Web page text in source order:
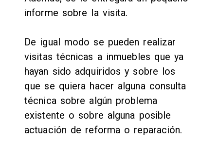
informe sobre la visita.
De igual modo se pueden realizar
visitas técnicas a inmuebles que ya
hayan sido adquiridos y sobre los
que se quiera hacer alguna consulta
técnica sobre algún problema
existente o sobre alguna posible
actuación de reforma o reparación.